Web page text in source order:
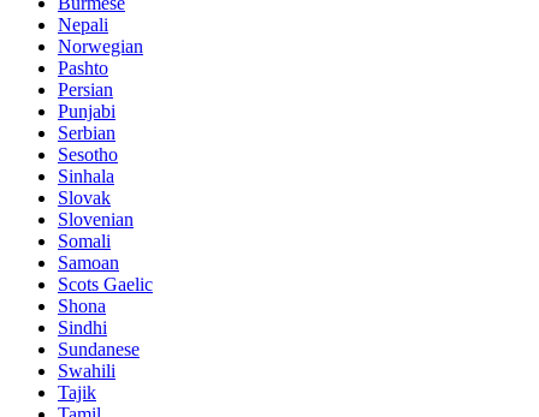
Nepali
Norwegian
Pashto
Persian
Punjabi
Serbian
Sesotho
Sinhala
Slovak
Slovenian
Somali
Samoan
Scots Gaelic
Shona
Sindhi
Sundanese
Swahili
Tajik